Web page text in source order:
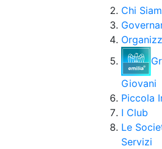
Chi
Giovani
Piccola
I Club
Le
Servizi